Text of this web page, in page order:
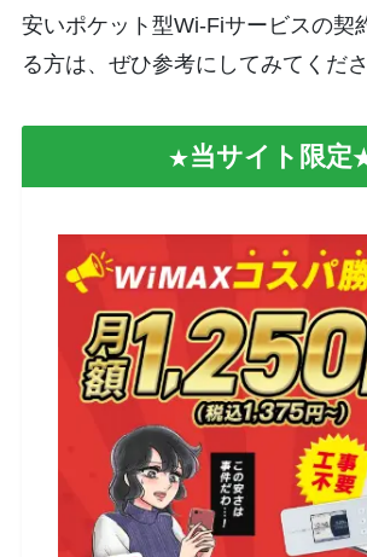
安いポケット型Wi-Fiサービスの契
る方は、ぜひ参考にしてみてくださ
★当サイト限定